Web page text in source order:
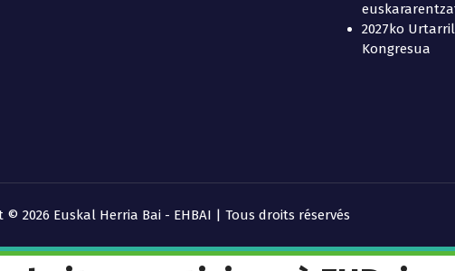
2027ko
Kongresua
© 2026 Euskal Herria Bai - EHBAI | Tous droits réservés